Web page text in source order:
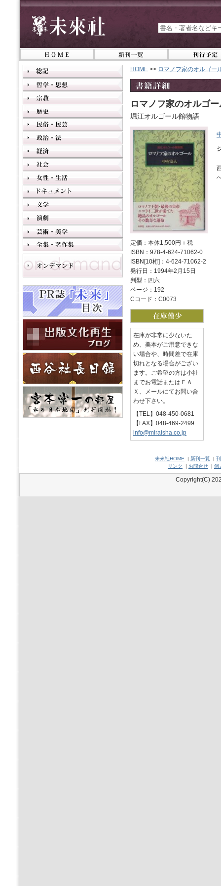
HOME >> ロマノフ家のオルゴー
ロマノフ家のオルゴー
堀江オルゴール館物語
定価：本体1,500円＋税
ISBN：978-4-624-71062-0
ISBN[10桁]：4-624-71062-2
発行日：1994年2月15日
判型：四六
ページ：192
Cコード：C0073
在庫が非常に少ないた
め、美本がご用意できな
い場合や、時間差で在庫
切れとなる場合がござい
ます。ご希望の方は小社
までお電話またはＦＡ
Ｘ、メールにてお問い合
わせ下さい。
【TEL】048-450-0681
【FAX】048-469-2499
info@miraisha.co.jp
未來社HOME | 新刊一覧 |
リンク
| お問合せ | 個
Copyright(C)